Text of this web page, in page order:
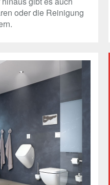
oder die Reinigung